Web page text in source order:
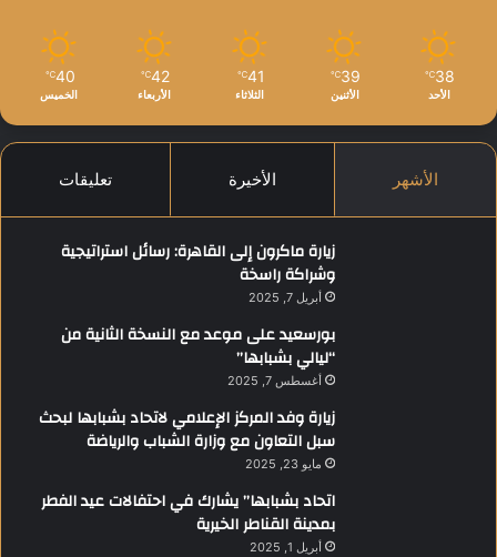
38
℃
الأحد
39
℃
الأثنين
41
℃
الثلاثاء
42
℃
الأربعاء
40
℃
الخميس
الأشهر الأخيرة تعليقات
زيارة ماكرون إلى القاهرة: رسائل استراتيجية
وشراكة راسخة
أبريل 7, 2025
بورسعيد على موعد مع النسخة الثانية من
“ليالي بشبابها”
أغسطس 7, 2025
زيارة وفد المركز الإعلامي لاتحاد بشبابها لبحث
سبل التعاون مع وزارة الشباب والرياضة
مايو 23, 2025
اتحاد بشبابها” يشارك في احتفالات عيد الفطر
بمدينة القناطر الخيرية
أبريل 1, 2025